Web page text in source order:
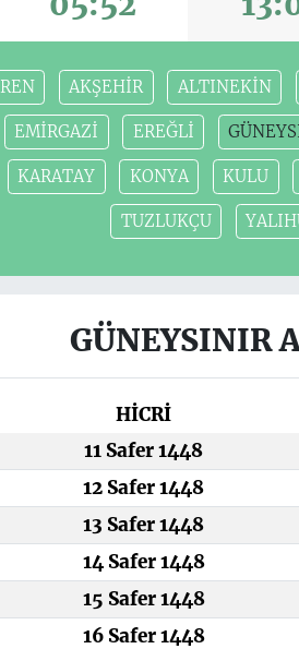
AKŞEHİR ALTINEKİN
EMİRGAZİ EREĞLİ
KARATAY KONYA KULU
TUZLUKÇU
GÜNEYSINIR
HİCRİ
11 Safer 1448
12 Safer 1448
13 Safer 1448
14 Safer 1448
15 Safer 1448
16 Safer 1448